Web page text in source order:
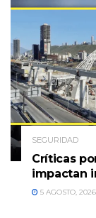
SEGURIDAD
Críticas
impactan
5 AGOSTO, 2026